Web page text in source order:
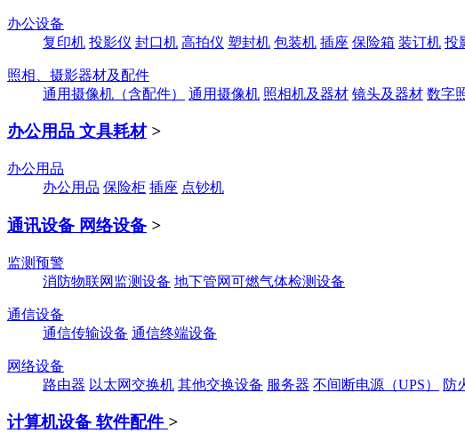
办公设备
复印机 投影仪 封口机 高拍仪 塑封机 包装机 插座 保险箱 装订机 投
照相、摄影器材及配件
通用摄像机（含配件）
通用摄像机 照相机及器材 镜头及器材 数字
办公用品 文具耗材 >
办公用品
办公用品 保险柜 插座 点钞机
通讯设备 网络设备 >
监测预警
消防物联网监测设备 地下管网可燃气体检测设备
通信设备
通信传输设备 通信终端设备
网络设备
路由器 以太网交换机 其他交换设备 服务器 不间断电源（UPS） 防
计算机设备 软件配件 >